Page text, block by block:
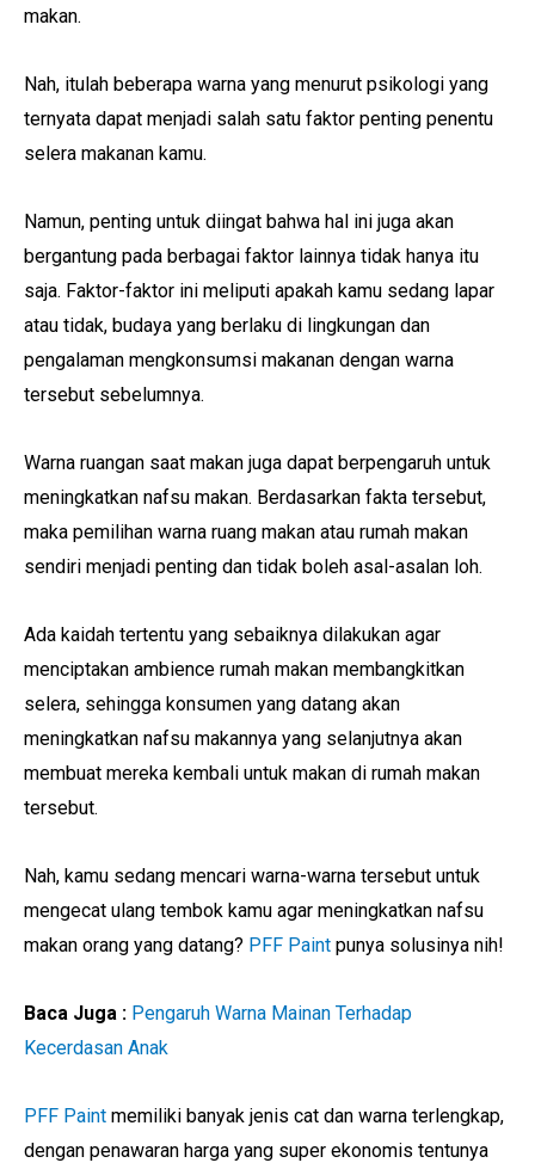
makan.
Nah, itulah beberapa warna yang menurut psikologi yang
ternyata dapat menjadi salah satu faktor penting penentu
selera makanan kamu.
Namun, penting untuk diingat bahwa hal ini juga akan
bergantung pada berbagai faktor lainnya tidak hanya itu
saja. Faktor-faktor ini meliputi apakah kamu sedang lapar
atau tidak, budaya yang berlaku di lingkungan dan
pengalaman mengkonsumsi makanan dengan warna
tersebut sebelumnya.
Warna ruangan saat makan juga dapat berpengaruh untuk
meningkatkan nafsu makan. Berdasarkan fakta tersebut,
maka pemilihan warna ruang makan atau rumah makan
sendiri menjadi penting dan tidak boleh asal-asalan loh.
Ada kaidah tertentu yang sebaiknya dilakukan agar
menciptakan ambience rumah makan membangkitkan
selera, sehingga konsumen yang datang akan
meningkatkan nafsu makannya yang selanjutnya akan
membuat mereka kembali untuk makan di rumah makan
tersebut.
Nah, kamu sedang mencari warna-warna tersebut untuk
mengecat ulang tembok kamu agar meningkatkan nafsu
makan orang yang datang? PFF Paint punya solusinya nih!
Baca Juga : Pengaruh Warna Mainan Terhadap
Kecerdasan Anak
PFF Paint memiliki banyak jenis cat dan warna terlengkap,
dengan penawaran harga yang super ekonomis tentunya